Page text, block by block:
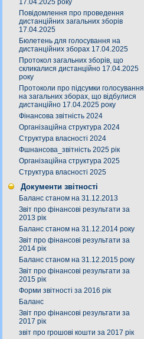
17.04.2025 року
Повідомлення про проведення
дистанційних загальних зборів
17.04.2025
Бюлетень для голосування на
дистанційних зборах 17.04.2025
Протокол загальних зборів, що
скликалися дистанційно 17.04.2025
року
Протоколи про підсумки голосування
на загальних зборах, що відбулися
дистанційно 17.04.2025 року
Фінансова звітність 2024
Організаційна структура 2024
Структура власності 2024
Фшнансова_звітність 2025 рік
Організаційна структура 2025
Структура власності 2025
Документи звітності
Баланс станом на 31.12.2013
Звіт про фінансові результати за
2013 рік
Баланс станом на 31.12.2014 року
Звіт про фінансові результати за
2014 рік
Баланс станом на 31.12.2015 року
Звіт про фінансові результати за
2015 рік
Форми звітності за 2016 рік
Баланс
Звіт про фінансові результати за
2017 рік
звіт про грошові кошти за 2017 рік